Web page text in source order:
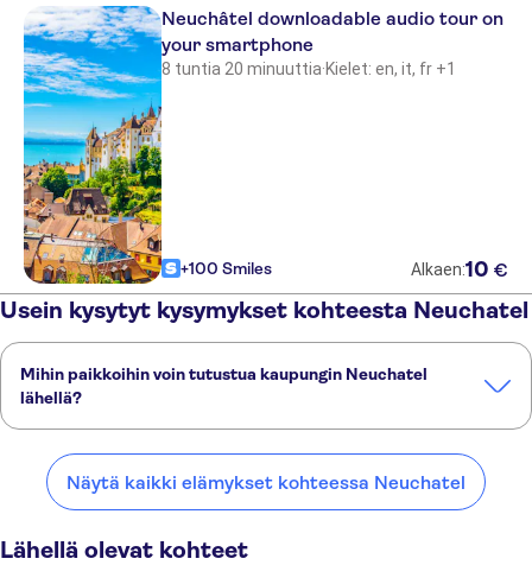
Neuchâtel downloadable audio tour on
your smartphone
8 tuntia 20 minuuttia·Kielet: en, it, fr +1
+100 Smiles Alkaen:10 €
Usein kysytyt kysymykset kohteesta Neuchatel
Mihin paikkoihin voin tutustua kaupungin Neuchatel
lähellä?
lähellä:
Bern Fribourg
Näytä kaikki elämykset kohteessa Neuchatel
Lähellä olevat kohteet